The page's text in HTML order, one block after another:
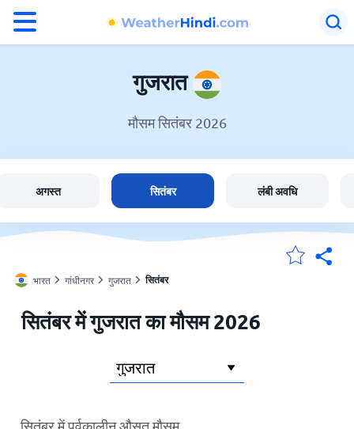
मेंरी लोकेशन
होम
गुजरात
मौसम सितंबर 2026
अगस्त सितंबर लंबी अवधि
भारत गांधीनगर गुजरात सितंबर
सितंबर में गुजरात का मौसम 2026
सितंबर में पूर्वकालीन औसत मौसम